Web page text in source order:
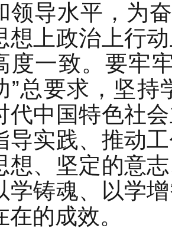
领导水平，为
想上政治上行
度一致。要牢
”总要求，坚
代中国特色社
导实践、推动
想、坚定的意
学铸魂、以学
在的成效。